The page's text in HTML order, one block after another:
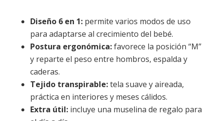
Diseño 6 en 1: permite varios modos de uso
para adaptarse al crecimiento del bebé.
Postura ergonómica:favorece la posición “M”
y reparte el peso entre hombros, espalda y
caderas.
Tejido transpirable:tela suave y aireada,
práctica en interiores y meses cálidos.
Extra útil: incluye una muselina de regalo para